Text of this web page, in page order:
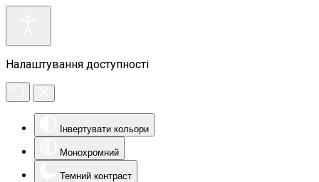
Налаштування доступності
Інвертувати кольори
Монохромний
Темний контраст